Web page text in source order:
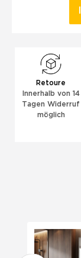
Retoure
Innerhalb von 14
Tagen Widerruf
möglich